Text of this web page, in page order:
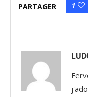
PARTAGER 1